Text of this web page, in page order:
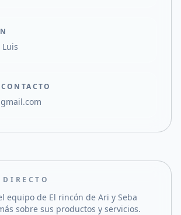
Luis
equipo de El rincón de Ari y Seba
sobre sus productos y servicios.